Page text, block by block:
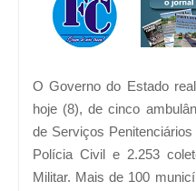
O Governo do Estado
hoje (8), de cinco
de Serviços
Polícia Civil e 2.253
Militar. Mais de 100